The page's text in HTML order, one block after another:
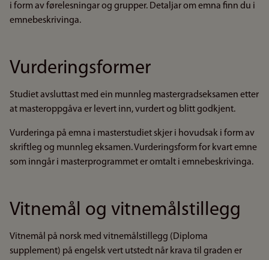
i form av førelesningar og grupper. Detaljar om emna finn du i
emnebeskrivinga.
Vurderingsformer
Studiet avsluttast med ein munnleg mastergradseksamen etter
at masteroppgåva er levert inn, vurdert og blitt godkjent.
Vurderinga på emna i masterstudiet skjer i hovudsak i form av
skriftleg og munnleg eksamen. Vurderingsform for kvart emne
som inngår i masterprogrammet er omtalt i emnebeskrivinga.
Vitnemål og vitnemålstillegg
Vitnemål på norsk med vitnemålstillegg (Diploma
supplement) på engelsk vert utstedt når krava til graden er